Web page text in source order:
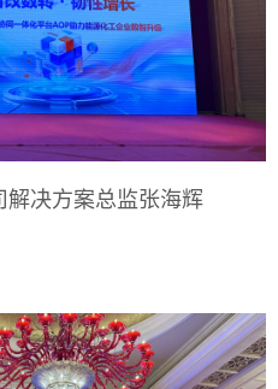
决方案总监张海辉